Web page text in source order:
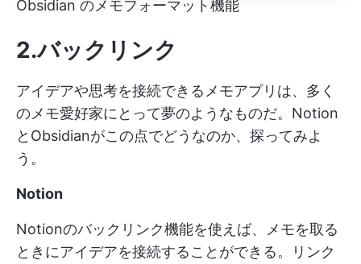
Obsidian のメモフォーマット機能
2.バックリンク
アイデアや思考を接続できるメモアプリは、多く
のメモ愛好家にとって夢のようなものだ。Notion
とObsidianがこの点でどうなのか、探ってみよ
う。
Notion
Notionのバックリンク機能を使えば、メモを取る
ときにアイデアを接続することができる。リンク